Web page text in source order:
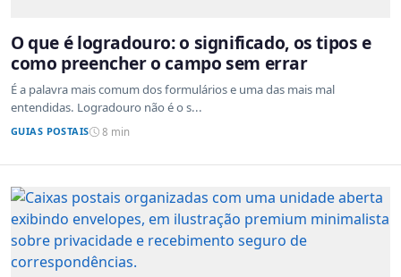
O que é logradouro: o significado, os tipos e
como preencher o campo sem errar
É a palavra mais comum dos formulários e uma das mais mal
entendidas. Logradouro não é o s...
GUIAS POSTAIS 8 min